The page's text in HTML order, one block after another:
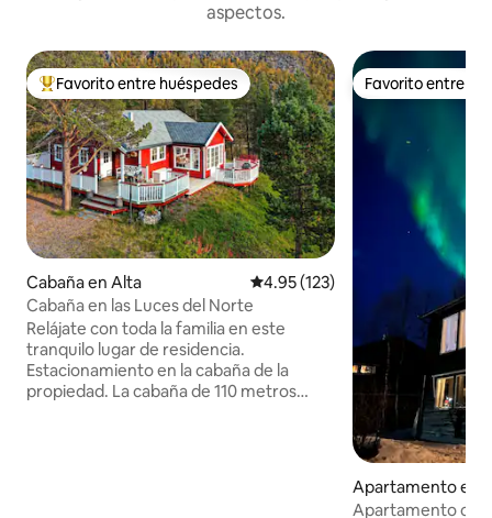
aspectos.
Favorito entre huéspedes preferido
Favorito entre huéspedes
Cabaña en Alta Calificación promedio: 4.95 de
4.95 (123)
Cabaña en las Luces del Norte
Relájate con toda la familia en este
tranquilo lugar de residencia.
Estacionamiento en la cabaña de la
propiedad. La cabaña de 110 metros
Favorito entre
Favorito entre
Apartamento en
Apartamento